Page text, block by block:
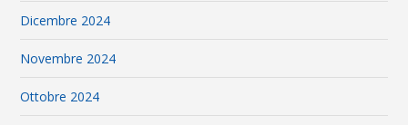
Dicembre 2024
Novembre 2024
Ottobre 2024